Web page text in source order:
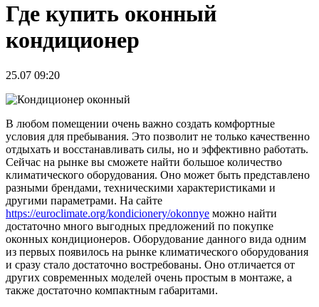
Где купить оконный
кондиционер
25.07 09:20
В любом помещении очень важно создать комфортные
условия для пребывания. Это позволит не только качественно
отдыхать и восстанавливать силы, но и эффективно работать.
Сейчас на рынке вы сможете найти большое количество
климатического оборудования. Оно может быть представлено
разными брендами, техническими характеристиками и
другими параметрами. На сайте
https://euroclimate.org/kondicionery/okonnye можно найти
достаточно много выгодных предложений по покупке
оконных кондиционеров. Оборудование данного вида одним
из первых появилось на рынке климатического оборудования
и сразу стало достаточно востребованы. Оно отличается от
других современных моделей очень простым в монтаже, а
также достаточно компактным габаритами.